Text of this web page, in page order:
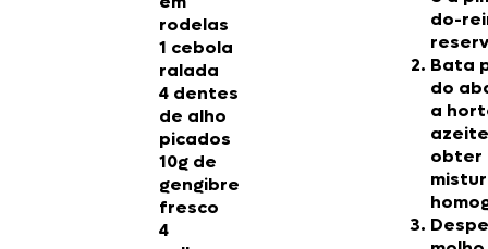
rodelas
1 cebola
ralada
4 dentes
de alho
picados
10g de
gengibre
fresco
4
do-
Bata
do
a
obter